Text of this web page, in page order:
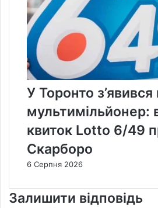
У Торонто
мультимільйонер:
квиток Lotto 6/49
Скарборо
6 Серпня 2026
Залишити відповідь